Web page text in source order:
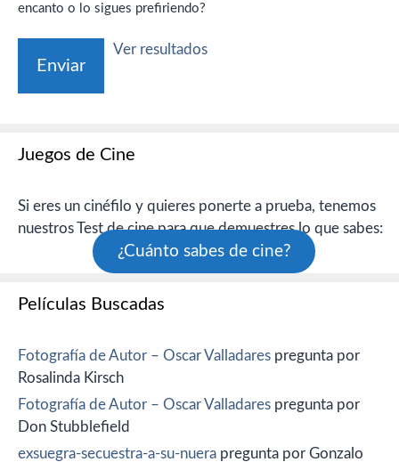
encanto o lo sigues prefiriendo?
Ver resultados
Juegos de Cine
Si eres un cinéfilo y quieres ponerte a prueba, tenemos
nuestros Test de cine para que demuestres lo que sabes:
¿Cuánto sabes de cine?
Películas Buscadas
Fotografía de Autor – Oscar Valladares pregunta por
Rosalinda Kirsch
Fotografía de Autor – Oscar Valladares pregunta por
Don Stubblefield
exsuegra-secuestra-a-su-nuera pregunta por Gonzalo